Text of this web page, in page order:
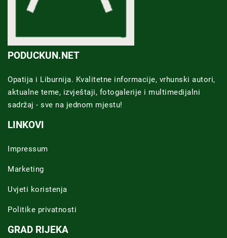
PODUCKUN.NET
Opatija i Liburnija. Kvalitetne informacije, vrhunski autori,
aktualne teme, izvještaji, fotogalerije i multimedijalni
sadržaj - sve na jednom mjestu!
LINKOVI
Impressum
Marketing
Uvjeti koristenja
Politike privatnosti
GRAD RIJEKA